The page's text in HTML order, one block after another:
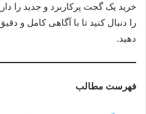
خرید یک گجت پرکاربرد و جدید را
را دنبال کنید تا با آگاهی کامل و
دهید.
فهرست مطالب